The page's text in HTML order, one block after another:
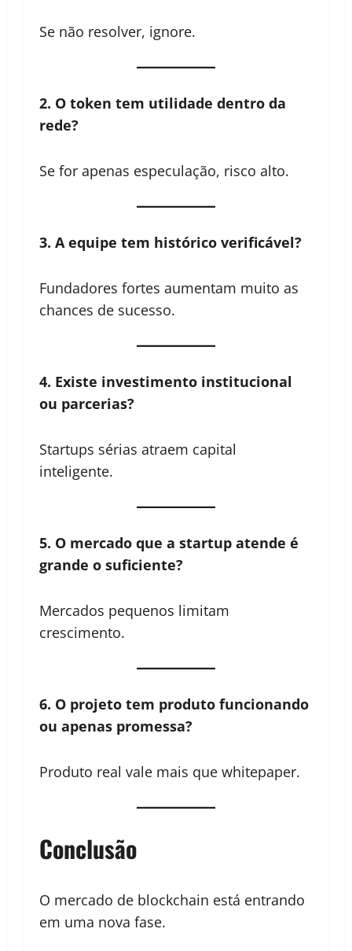
Se não resolver, ignore.
2. O token tem utilidade dentro da
rede?
Se for apenas especulação, risco alto.
3. A equipe tem histórico verificável?
Fundadores fortes aumentam muito as
chances de sucesso.
4. Existe investimento institucional
ou parcerias?
Startups sérias atraem capital
inteligente.
5. O mercado que a startup atende é
grande o suficiente?
Mercados pequenos limitam
crescimento.
6. O projeto tem produto funcionando
ou apenas promessa?
Produto real vale mais que whitepaper.
Conclusão
O mercado de blockchain está entrando
em uma nova fase.